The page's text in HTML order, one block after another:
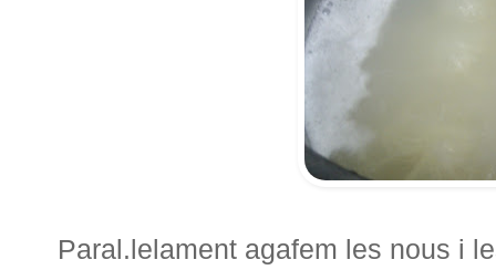
Paral.lelament agafem les nous i